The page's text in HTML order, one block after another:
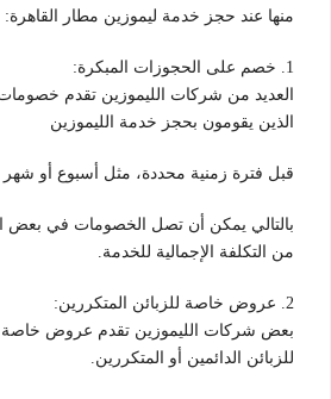
منها عند حجز خدمة ليموزين مطار القاهرة:
1. خصم على الحجوزات المبكرة:
العديد من شركات الليموزين تقدم
الذين يقومون بحجز خدمة الليموزين
قبل فترة زمنية محددة، مثل أسبوع أو
بالتالي يمكن أن تصل الخصومات في بعض
من التكلفة الإجمالية للخدمة.
2. عروض خاصة للزبائن المتكررين:
بعض شركات الليموزين تقدم عروض
للزبائن الدائمين أو المتكررين.